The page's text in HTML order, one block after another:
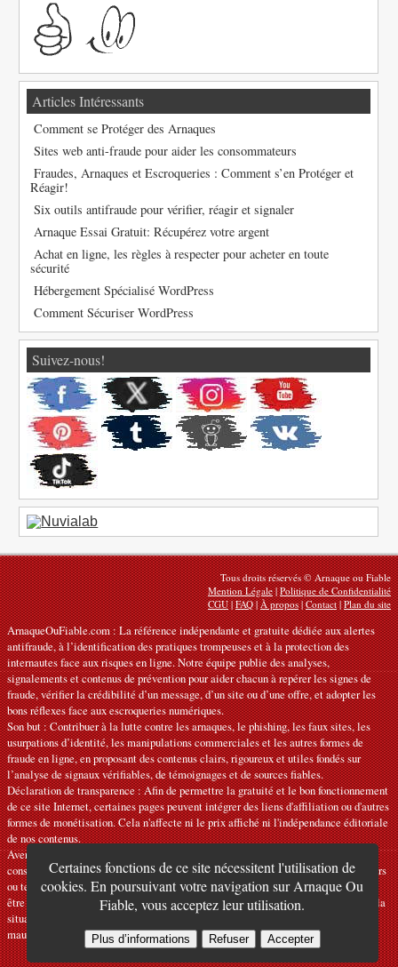
Certaines fonctions de ce site nécessitent l'utilisation de
cookies. En poursuivant votre navigation sur Arnaque Ou
Fiable, vous acceptez leur utilisation.
Plus d’informations Refuser Accepter
Articles Intéressants
Comment se Protéger des Arnaques
Sites web anti-fraude pour aider les consommateurs
Fraudes, Arnaques et Escroqueries : Comment s’en Protéger et
Réagir!
Six outils antifraude pour vérifier, réagir et signaler
Arnaque Essai Gratuit: Récupérez votre argent
Achat en ligne, les règles à respecter pour acheter en toute
sécurité
Hébergement Spécialisé WordPress
Comment Sécuriser WordPress
Suivez-nous!
Tous droits réservés © Arnaque ou Fiable
Mention Légale|Politique de Confidentialité
CGU|FAQ|À propos|Contact|Plan du site
ArnaqueOuFiable.com : La référence indépendante et gratuite dédiée aux alertes
antifraude, à l’identification des pratiques trompeuses et à la protection des
internautes face aux risques en ligne. Notre équipe publie des analyses,
signalements et contenus de prévention pour aider chacun à repérer les signes de
fraude, vérifier la crédibilité d’un message, d’un site ou d’une offre, et adopter les
bons réflexes face aux escroqueries numériques.
Son but : Contribuer à la lutte contre les arnaques, le phishing, les faux sites, les
usurpations d’identité, les manipulations commerciales et les autres formes de
fraude en ligne, en proposant des contenus clairs, rigoureux et utiles fondés sur
l’analyse de signaux vérifiables, de témoignages et de sources fiables.
Déclaration de transparence : Afin de permettre la gratuité et le bon fonctionnement
de ce site Internet, certaines pages peuvent intégrer des liens d'affiliation ou d'autres
formes de monétisation. Cela n'affecte ni le prix affiché ni l'indépendance éditoriale
de nos contenus.
Avertissements : Nos articles ont une vocation informative et préventive et ne
constituent ni des recommandations officielles ni des conseils juridiques, financiers
ou techniques personnalisés. Les informations fournies sont indicatives et doivent
être vérifiées auprès des organismes, services ou interlocuteurs compétents selon la
situation. Nous déclinons toute responsabilité en cas d'erreur, d'omission ou de
mauvaise utilisation. Si vous constatez une inexactitude, veuilleznous contacter